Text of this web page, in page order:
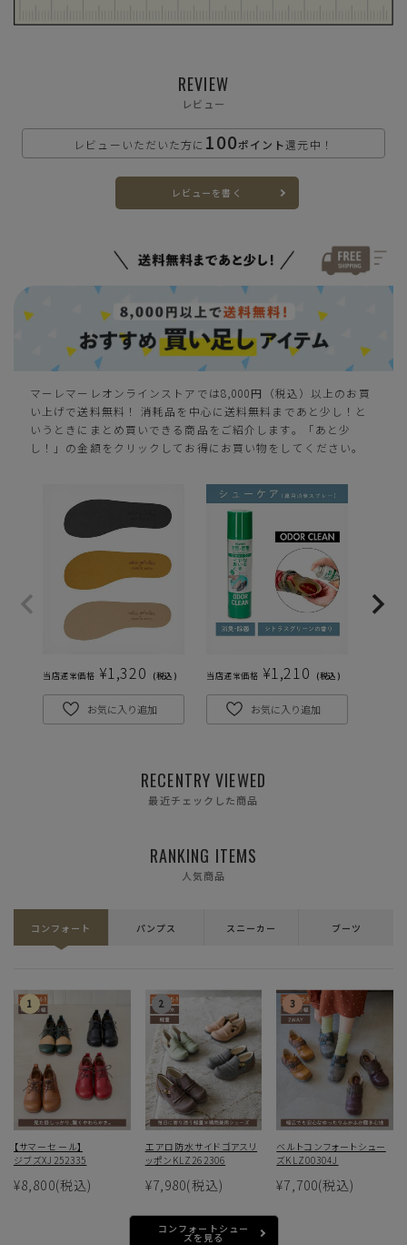
L(24.0cm～24.5cm) カートに入れる
カートに入れる
REVIEW
レビュー
レビューいただいた方に 100ポイント還元中！
レビューを書く
マーレマーレオンラインストアでは8,000円（税込）以上のお買
い上げで送料無料！ 消耗品を中心に送料無料まであと少し！と
いうときにまとめ買いできる商品をご紹介します。「あと少
し！」の金額をクリックしてお得にお買い物をしてください。
当店通常価格 ¥1,320 税込
お気に入り追加
当店通常価格 ¥1,210 税込
お気に入り追加
RECENTRY VIEWED
最近チェックした商品
RANKING ITEMS
人気商品
コンフォート パンプス スニーカー ブーツ
【サマーセール】
ジブズXJ252335
¥8,800(税込)
エアロ防水サイドゴアスリ
ッポンKLZ262306
¥7,980(税込)
ベルトコンフォートシュー
ズKLZ00304J
¥7,700(税込)
コンフォートシュー
ズを見る